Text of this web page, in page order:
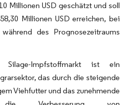
Millionen USD geschätzt und soll
Millionen USD erreichen, bei
des Prognosezeitraums
Silage-Impfstoffmarkt ist ein
das durch die steigende
Viehfutter und das zunehmende